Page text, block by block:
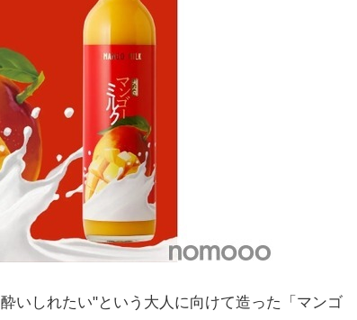
いしれたい"という大人に向けて造った「マンゴ